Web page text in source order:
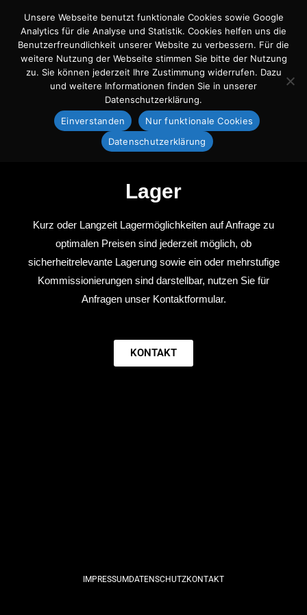
Lager
Kurz oder Langzeit Lagermöglichkeiten auf Anfrage zu
optimalen Preisen sind jederzeit möglich, ob
sicherheitrelevante Lagerung sowie ein oder mehrstufige
Kommissionierungen sind darstellbar, nutzen Sie für
Anfragen unser Kontaktformular.
KONTAKT
IMPRESSUM DATENSCHUTZKONTAKT
Unsere Webseite benutzt funktionale Cookies sowie Google
Analytics für die Analyse und Statistik. Cookies helfen uns die
Benutzerfreundlichkeit unserer Website zu verbessern. Für die
weitere Nutzung der Webseite stimmen Sie bitte der Nutzung
zu. Sie können jederzeit Ihre Zustimmung widerrufen. Dazu
und weitere Informationen finden Sie in unserer
Datenschutzerklärung.
Einverstanden
Nur funktionale Cookies
Datenschutzerklärung